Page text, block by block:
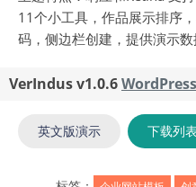
11个小工具，作品展示排序
码，侧边栏创建，提供演示数
VerIndus v1.0.6
英文版演示 下载列表